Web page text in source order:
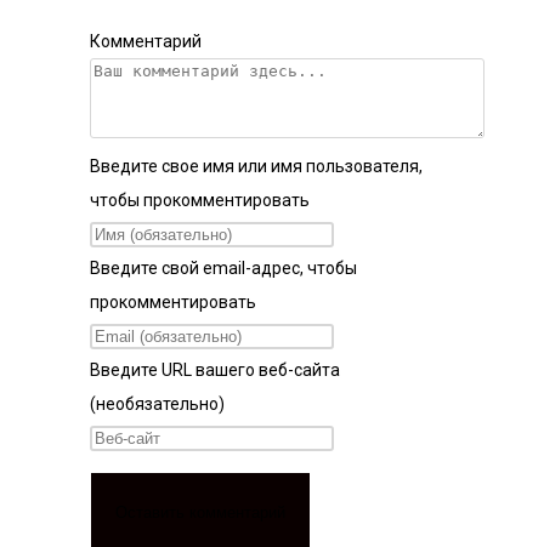
Комментарий
Введите свое имя или имя пользователя,
чтобы прокомментировать
Введите свой email-адрес, чтобы
прокомментировать
Введите URL вашего веб-сайта
(необязательно)